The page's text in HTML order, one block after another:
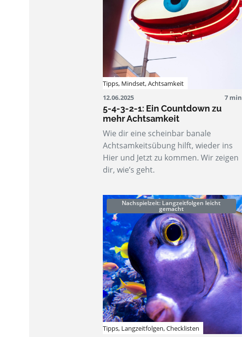
Tipps, Mindset,Achtsamkeit
12.06.2025
7 min
5-4-3-2-1: Ein Countdown zu
mehr Achtsamkeit
Wie dir eine scheinbar banale
Achtsamkeitsübung hilft, wieder ins
Hier und Jetzt zu kommen. Wir zeigen
dir, wie’s geht.
Nachspielzeit: Langzeitfolgen leicht
gemacht
Tipps, Langzeitfolgen,Checklisten